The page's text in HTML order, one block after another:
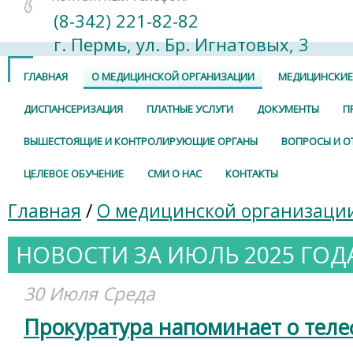
(8-342) 221-82-82
г. Пермь, ул. Бр. Игнатовых, 3
ГЛАВНАЯ О МЕДИЦИНСКОЙ ОРГАНИЗАЦИИ
ДИСПАНСЕРИЗАЦИЯ ПЛАТНЫЕ УСЛУГИ ДОКУМЕНТЫ
ВЫШЕСТОЯЩИЕ И КОНТРОЛИРУЮЩИЕ ОРГАНЫ ВОПРОСЫ И
ЦЕЛЕВОЕ ОБУЧЕНИЕ СМИ О НАС КОНТАКТЫ
Главная / О медицинской
НОВОСТИ ЗА ИЮЛЬ 2025
30 Июля Среда
Прокуратура напоминает о